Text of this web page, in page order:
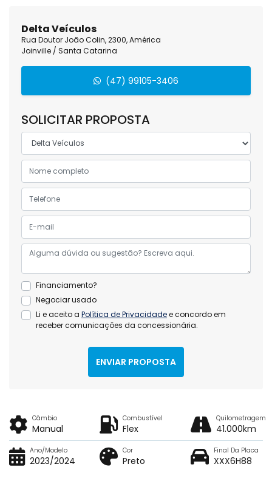
Delta Veículos
Rua Doutor João Colin, 2300, América
Joinville / Santa Catarina
(47) 99105-3406
SOLICITAR PROPOSTA
Financiamento?
Negociar usado
Li e aceito a Política de Privacidadee concordo em
receber comunicações da concessionária.
ENVIAR PROPOSTA
Câmbio
Manual
Combustível
Flex
Quilometragem
41.000km
Ano/Modelo
2023/2024
Cor
Preto
Final Da Placa
XXX6H88